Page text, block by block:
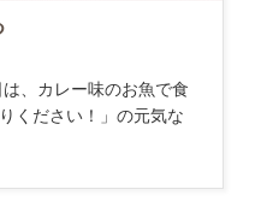
、カレー味のお魚で食
ください！」の元気な